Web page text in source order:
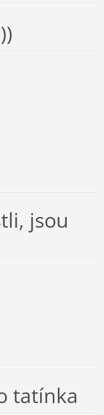
jsou
tatínka